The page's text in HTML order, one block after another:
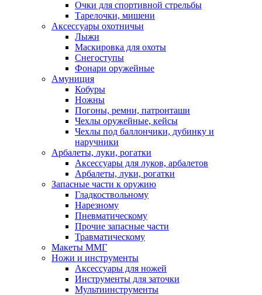
Очки для спортивной стрельбы
Тарелочки, мишени
Аксессуары охотничьи
Лыжи
Маскировка для охоты
Снегоступы
Фонари оружейные
Амуниция
Кобуры
Ножны
Погоны, ремни, патронташи
Чехлы оружейные, кейсы
Чехлы под баллончики, дубинку и
наручники
Арбалеты, луки, рогатки
Аксессуары для луков, арбалетов
Арбалеты, луки, рогатки
Запасные части к оружию
Гладкоствольному
Нарезному
Пневматическому
Прочие запасные части
Травматическому
Макеты ММГ
Ножи и инструменты
Аксессуары для ножей
Инструменты для заточки
Мультиинструменты